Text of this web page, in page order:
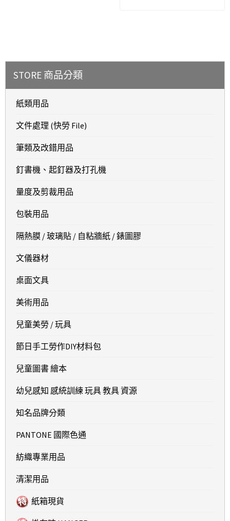
STORE 商品分類
紙類用品
文件處理 (快勞 File)
筆類及改錯用品
釘書機、起釘器及打孔機
量度及剪裁用品
包裝用品
隔熱膜 / 玻璃貼 / 自粘牆紙 / 錶圖膠
文儀器材
桌面文具
美術用品
兒童美勞 / 玩具
節日手工勞作DIY材料包
兒童圖書 繪本
幼兒感知 感統訓練 玩具 教具 資源
知名品牌分類
PANTONE 國際色通
紡織專業用品
清潔用品
紙箱現貨